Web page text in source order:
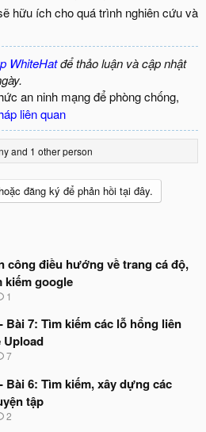
hữu ích cho quá trình nghiên cứu và
WhiteHatđể thảo luận và cập nhật
an ninh mạng để phòng chống,
liên quan
and 1 other person
đăng ký để phản hồi tại đây.
công điều hướng về trang cá độ,
kiếm google
1
Bài 7: Tìm kiếm các lỗ hổng liên
Upload
7
Bài 6: Tìm kiếm, xây dựng các
tập
2